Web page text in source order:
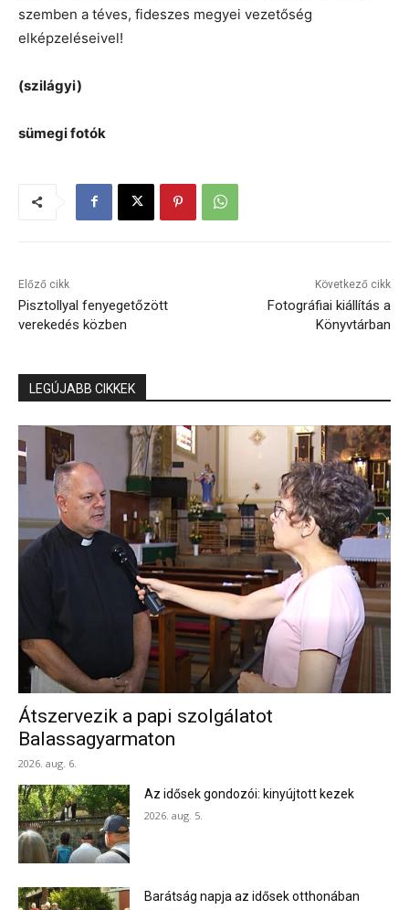
szemben a téves, fideszes megyei vezetőség
elképzeléseivel!
(szilágyi)
sümegi fotók
Előző cikk
Pisztollyal fenyegetőzött
verekedés közben
Következő cikk
Fotográfiai kiállítás a
Könyvtárban
LEGÚJABB CIKKEK
Átszervezik a papi szolgálatot
Balassagyarmaton
2026. aug. 6.
Az idősek gondozói: kinyújtott kezek
2026. aug. 5.
Barátság napja az idősek otthonában